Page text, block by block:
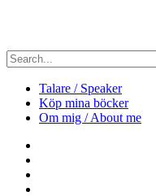
Talare / Speaker
Köp mina böcker
Om mig / About me